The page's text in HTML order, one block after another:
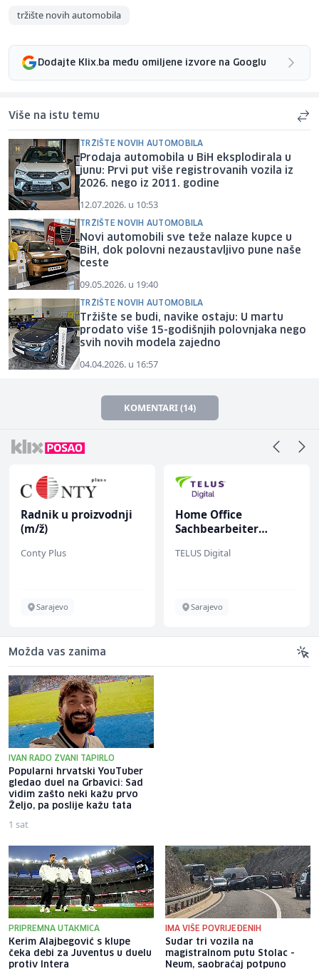
tržište novih automobila
Dodajte Klix.ba među omiljene izvore na Googlu
Više na istu temu
TRŽIŠTE NOVIH AUTOMOBILA
Prodaja automobila u BiH eksplodirala u
junu: Prvi put više registrovanih vozila iz
2026. nego iz 2011. godine
12.07.2026. u 10:53
TRŽIŠTE NOVIH AUTOMOBILA
Novi automobili sve teže nalaze kupce u
BiH, dok polovni nezaustavljivo pune naše
ceste
09.05.2026. u 19:40
TRŽIŠTE NOVIH AUTOMOBILA
Tržište se budi, navike ostaju: U martu
prodato više 15-godišnjih polovnjaka nego
svih novih modela zajedno
04.04.2026. u 16:57
KOMENTARI (14)
Radnik u proizvodnji
(m/ž)
Conty Plus
Sarajevo
Home Office
Sachbearbeiter
bekannten deutschen
TELUS Digital
Sarajevo
Možda vas zanima
IVAN RADO ZVANI TAPIRLO
Popularni hrvatski YouTuber
gledao duel na Grbavici: Sad
vidim zašto neki kažu prvo
Željo, pa poslije kažu tata
1 sat
PRIPREMNA UTAKMICA
Kerim Alajbegović s klupe
čeka debi za Juventus u duelu
protiv Intera
IMA VIŠE POVRIJEĐENIH
Sudar tri vozila na
magistralnom putu Stolac -
Neum, saobraćaj potpuno